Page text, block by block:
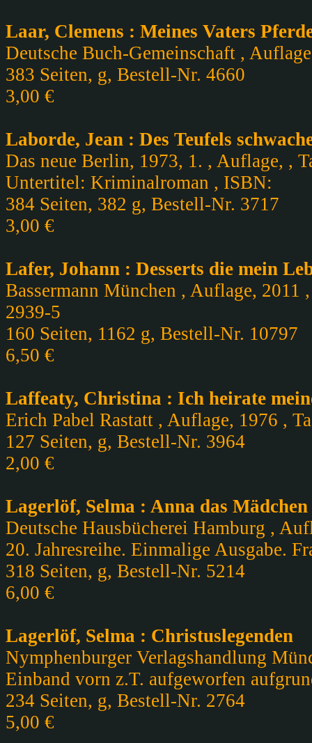
Laar, Clemens : Meines Vaters
Deutsche Buch-Gemeinschaft ,
383 Seiten, g, Bestell-Nr. 4660
3,00 €
Laborde, Jean : Des Teufels
Das neue Berlin, 1973, 1. , Auflage, ,
Untertitel: Kriminalroman , ISBN:
384 Seiten, 382 g, Bestell-Nr. 3717
3,00 €
Lafer, Johann : Desserts die mein
Bassermann München , Auflage,
2939-5
160 Seiten, 1162 g, Bestell-Nr. 10797
6,50 €
Laffeaty, Christina : Ich heirate
Erich Pabel Rastatt , Auflage, 1976 ,
127 Seiten, g, Bestell-Nr. 3964
2,00 €
Lagerlöf, Selma : Anna das
Deutsche Hausbücherei Hamburg ,
20. Jahresreihe. Einmalige Ausgabe.
318 Seiten, g, Bestell-Nr. 5214
6,00 €
Lagerlöf, Selma : Christuslegenden
Nymphenburger Verlagshandlung
Einband vorn z.T. aufgeworfen
234 Seiten, g, Bestell-Nr. 2764
5,00 €